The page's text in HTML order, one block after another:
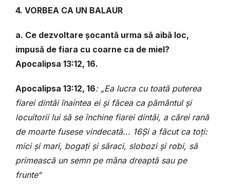
4. VORBEA CA UN BALAUR
a. Ce dezvoltare șocantă urma să aibă loc,
impusă de fiara cu coarne ca de miel?
Apocalipsa 13:12, 16.
Apocalipsa 13:12, 16: „Ea lucra cu toată puterea
fiarei dintâi înaintea ei și făcea ca pământul și
locuitorii lui să se închine fiarei dintâi, a cărei rană
de moarte fusese vindecată... 16Și a făcut ca toți:
mici și mari, bogați și săraci, slobozi și robi, să
primească un semn pe mâna dreaptă sau pe
frunte“